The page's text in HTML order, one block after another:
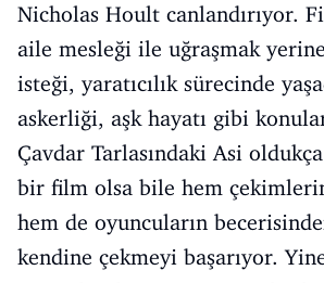
Nicholas Hoult canlandırıyor.
aile mesleği ile uğraşmak
isteği, yaratıcılık sürecinde
askerliği, aşk hayatı gibi
Çavdar Tarlasındaki Asi oldukça
bir film olsa bile hem
hem de oyuncuların
kendine çekmeyi başarıyor.